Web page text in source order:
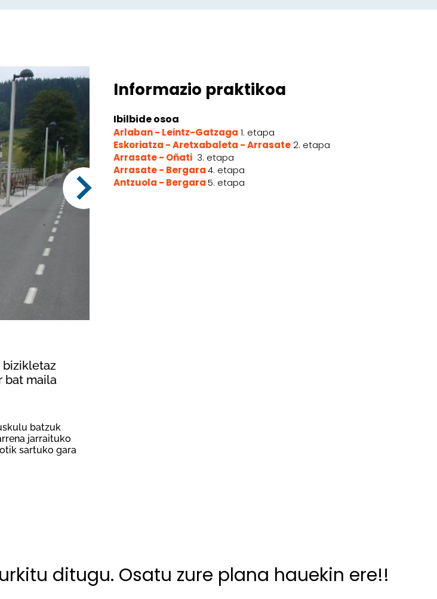
bizikletaz
bat maila
batzuk
jarraituko
sartuko gara
Informazio praktikoa
Ibilbide osoa
Arlaban - Leintz-Gatzaga 1. etapa
Eskoriatza - Aretxabaleta - Arrasate2. etapa
Arrasate - Oñati 3. etapa
Arrasate - Bergara 4. etapa
Antzuola - Bergara 5. etapa
ditugu. Osatu zure plana hauekin ere!!